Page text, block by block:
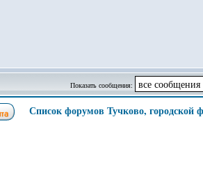
Показать сообщения:
Список форумов Тучково, городской